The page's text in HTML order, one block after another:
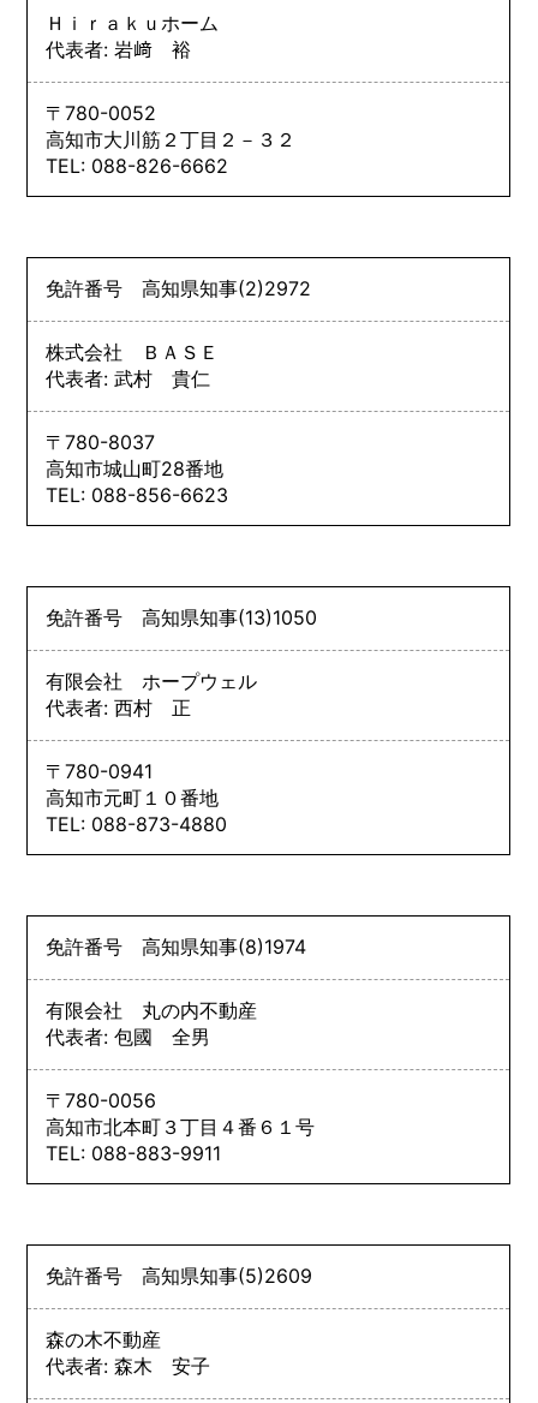
Ｈｉｒａｋｕホーム
代表者: 岩﨑 裕
〒780-0052
高知市大川筋２丁目２－３２
TEL: 088-826-6662
免許番号高知県知事(2)2972
株式会社 ＢＡＳＥ
代表者: 武村 貴仁
〒780-8037
高知市城山町28番地
TEL: 088-856-6623
免許番号高知県知事(13)1050
有限会社 ホープウェル
代表者: 西村 正
〒780-0941
高知市元町１０番地
TEL: 088-873-4880
免許番号高知県知事(8)1974
有限会社 丸の内不動産
代表者: 包國 全男
〒780-0056
高知市北本町３丁目４番６１号
TEL: 088-883-9911
免許番号高知県知事(5)2609
森の木不動産
代表者: 森木 安子